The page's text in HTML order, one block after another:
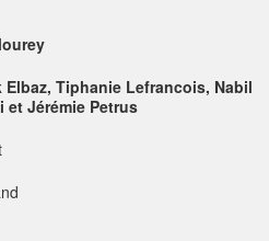
Elbaz, Tiphanie Lefrancois, Nabil
et Jérémie Petrus